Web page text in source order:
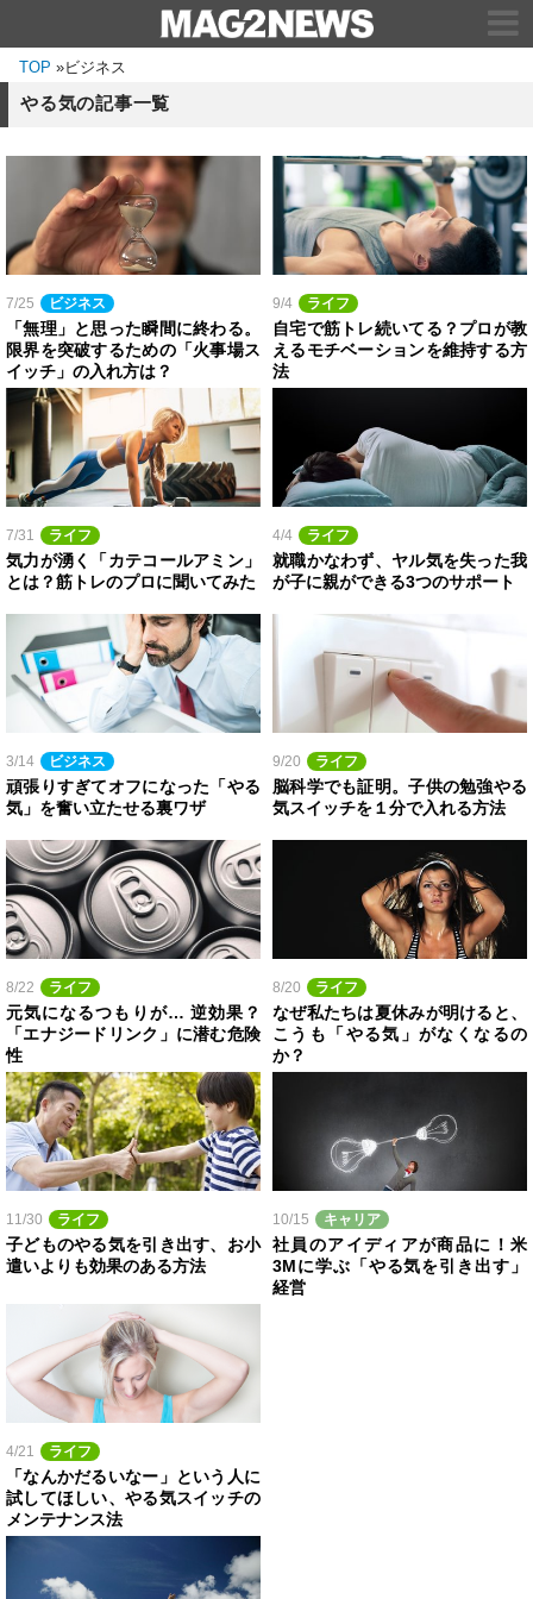
TOP »ビジネス
やる気の記事一覧
7/25 ビジネス
「無理」と思った瞬間に終わる。
限界を突破するための「火事場ス
イッチ」の入れ方は？
9/4 ライフ
自宅で筋トレ続いてる？プロが教
えるモチベーションを維持する方
法
7/31 ライフ
気力が湧く「カテコールアミン」
とは？筋トレのプロに聞いてみた
4/4 ライフ
就職かなわず、ヤル気を失った我
が子に親ができる3つのサポート
3/14 ビジネス
頑張りすぎてオフになった「やる
気」を奮い立たせる裏ワザ
9/20 ライフ
脳科学でも証明。子供の勉強やる
気スイッチを１分で入れる方法
8/22 ライフ
元気になるつもりが… 逆効果？
「エナジードリンク」に潜む危険
性
8/20 ライフ
なぜ私たちは夏休みが明けると、
こうも「やる気」がなくなるの
か？
11/30 ライフ
子どものやる気を引き出す、お小
遣いよりも効果のある方法
10/15 キャリア
社員のアイディアが商品に！米
3Mに学ぶ「やる気を引き出す」
経営
4/21 ライフ
「なんかだるいなー」という人に
試してほしい、やる気スイッチの
メンテナンス法